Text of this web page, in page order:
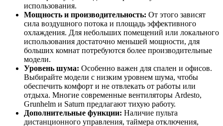
использования.
Мощность и производительность: От этого зависят
сила воздушного потока и площадь эффективного
охлаждения. Для небольших помещений или локального
использования достаточно меньшей мощности, для
больших комнат потребуются более производительные
модели.
Уровень шума: Особенно важен для спален и офисов.
Выбирайте модели с низким уровнем шума, чтобы
обеспечить комфорт и не отвлекать от работы или
отдыха. Многие современные вентиляторы Ardesto,
Grunhelm и Saturn предлагают тихую работу.
Дополнительные функции: Наличие пульта
дистанционного управления, таймера отключения,